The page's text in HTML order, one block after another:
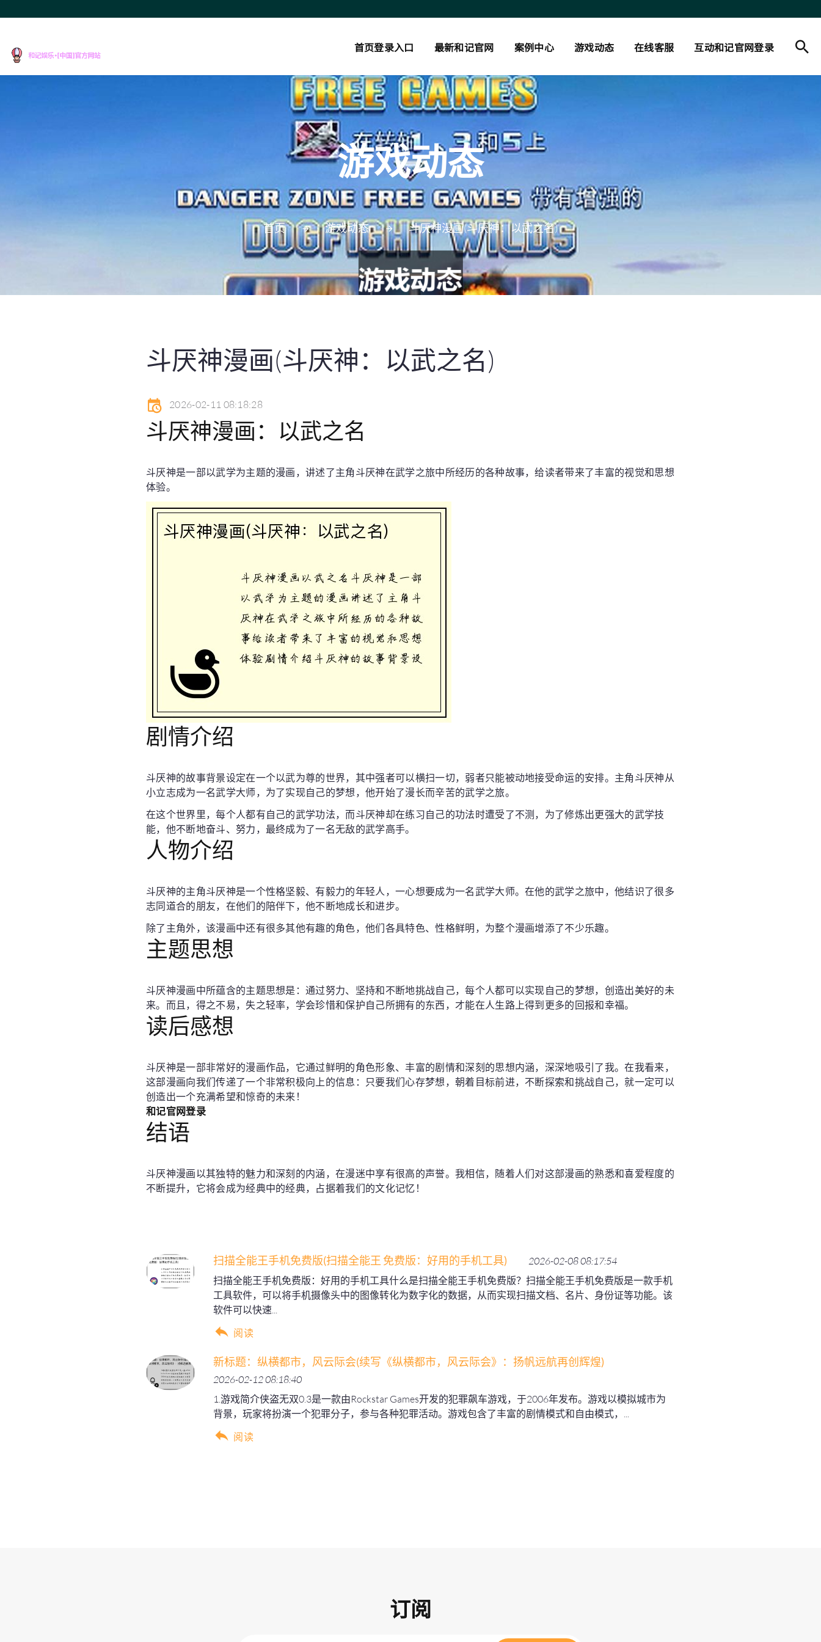
首页登录入口 最新和记官网 案例中心 游戏动态 在线客服 互动和记官网登录
游戏动态
首页 游戏动态 斗厌神漫画(斗厌神：以武之名)
斗厌神漫画(斗厌神：以武之名)
2026-02-11 08:18:28
斗厌神漫画：以武之名
斗厌神是一部以武学为主题的漫画，讲述了主角斗厌神在武学之旅中所经历的各种故事，给读者带来了丰富的视觉和思想
体验。
剧情介绍
斗厌神的故事背景设定在一个以武为尊的世界，其中强者可以横扫一切，弱者只能被动地接受命运的安排。主角斗厌神从
小立志成为一名武学大师，为了实现自己的梦想，他开始了漫长而辛苦的武学之旅。
在这个世界里，每个人都有自己的武学功法，而斗厌神却在练习自己的功法时遭受了不测，为了修炼出更强大的武学技
能，他不断地奋斗、努力，最终成为了一名无敌的武学高手。
人物介绍
斗厌神的主角斗厌神是一个性格坚毅、有毅力的年轻人，一心想要成为一名武学大师。在他的武学之旅中，他结识了很多
志同道合的朋友，在他们的陪伴下，他不断地成长和进步。
除了主角外，该漫画中还有很多其他有趣的角色，他们各具特色、性格鲜明，为整个漫画增添了不少乐趣。
主题思想
斗厌神漫画中所蕴含的主题思想是：通过努力、坚持和不断地挑战自己，每个人都可以实现自己的梦想，创造出美好的未
来。而且，得之不易，失之轻率，学会珍惜和保护自己所拥有的东西，才能在人生路上得到更多的回报和幸福。
读后感想
斗厌神是一部非常好的漫画作品，它通过鲜明的角色形象、丰富的剧情和深刻的思想内涵，深深地吸引了我。在我看来，
这部漫画向我们传递了一个非常积极向上的信息：只要我们心存梦想，朝着目标前进，不断探索和挑战自己，就一定可以
创造出一个充满希望和惊奇的未来！
和记官网登录
结语
斗厌神漫画以其独特的魅力和深刻的内涵，在漫迷中享有很高的声誉。我相信，随着人们对这部漫画的熟悉和喜爱程度的
不断提升，它将会成为经典中的经典，占据着我们的文化记忆！
扫描全能王手机免费版(扫描全能王 免费版：好用的手机工具)
2026-02-08 08:17:54
扫描全能王手机免费版：好用的手机工具什么是扫描全能王手机免费版？扫描全能王手机免费版是一款手机
工具软件，可以将手机摄像头中的图像转化为数字化的数据，从而实现扫描文档、名片、身份证等功能。该
软件可以快速...
阅读
新标题：纵横都市，风云际会(续写《纵横都市，风云际会》：扬帆远航再创辉煌)
2026-02-12 08:18:40
1.游戏简介侠盗无双0.3是一款由Rockstar Games开发的犯罪飙车游戏，于2006年发布。游戏以模拟城市为
背景，玩家将扮演一个犯罪分子，参与各种犯罪活动。游戏包含了丰富的剧情模式和自由模式，...
阅读
订阅